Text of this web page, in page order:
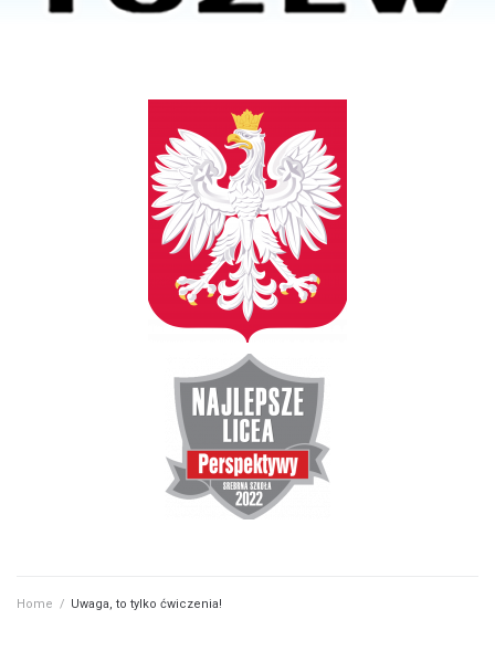
Home / Uwaga, to tylko ćwiczenia!